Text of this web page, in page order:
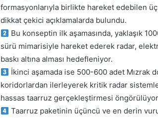
formasyonlarıyla birlikte hareket edebilen
dikkat çekici açıklamalarda bulundu.
Bu konseptin ilk aşamasında, yaklaşık
sürü mimarisiyle hareket ederek radar,
baskı altına alması hedefleniyor.
İkinci aşamada ise 500-600 adet Mızrak
koridorlardan ilerleyerek kritik radar
hassas taarruz gerçekleştirmesi
Taarruz paketinin üçüncü ve en derin